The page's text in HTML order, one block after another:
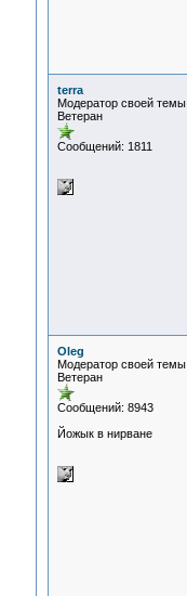
terra
Модератор своей темы
Ветеран
Сообщений: 1811
Oleg
Модератор своей темы
Ветеран
Сообщений: 8943
Йожык в нирване